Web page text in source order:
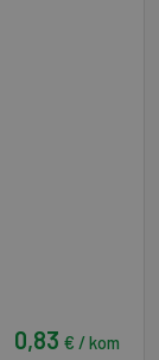
0,83 € / kom